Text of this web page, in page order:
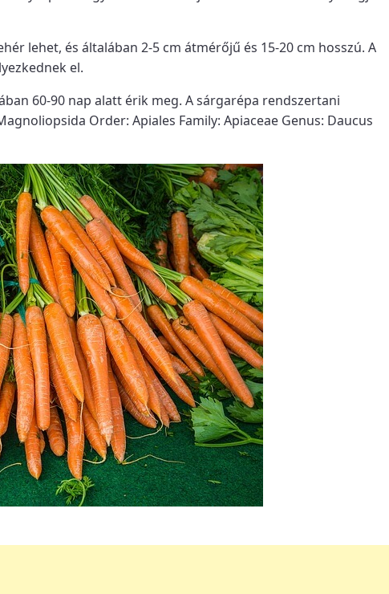
lehet, és általában 2-5 cm átmérőjű és 15-20 cm hosszú. A
el.
60-90 nap alatt érik meg. A sárgarépa rendszertani
Order: Apiales Family: Apiaceae Genus: Daucus